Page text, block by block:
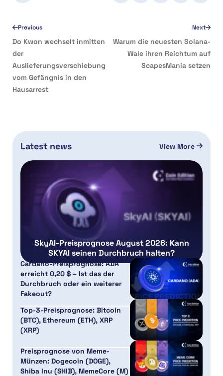
Previous
Do Kwon wechselt inmitten
der
Auslieferungsverschiebung
vom Gefängnis in den
Hausarrest
Next
Warum die neuesten Solana-
Wale ihren Reichtum auf
ScapesMania setzen
Latest news View More
SkyAI-Preisprognose August 2026: Kann
SKYAI seinen Durchbruch halten?
Cardano-Preisprognose: ADA
erreicht 0,20 $ – Ist das der
Durchbruch oder ein weiterer
Fakeout?
Top-3-Preisprognose: Bitcoin
(BTC), Ethereum (ETH), XRP
(XRP)
Preisprognose von Meme-
Münzen: Dogecoin (DOGE),
Shiba Inu (SHIB), MemeCore (M)